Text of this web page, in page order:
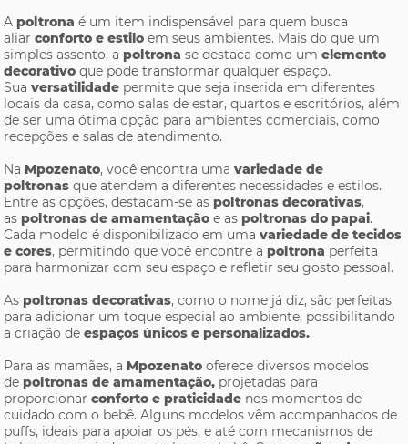
Apoltrona é um item indispensável para quem busca
aliarconforto e estilo em seus ambientes. Mais do que um
simples assento, a poltrona se destaca como umelemento
decorativo que pode transformar qualquer espaço.
Suaversatilidade permite que seja inserida em diferentes
locais da casa, como salas de estar, quartos e escritórios, além
de ser uma ótima opção para ambientes comerciais, como
recepções e salas de atendimento.
Na Mpozenato, você encontra umavariedade de
poltronasque atendem a diferentes necessidades e estilos.
Entre as opções, destacam-se aspoltronas decorativas,
aspoltronas de amamentação e aspoltronas do papai.
Cada modelo é disponibilizado em uma variedade de tecidos
e cores, permitindo que você encontre apoltrona perfeita
para harmonizar com seu espaço e refletir seu gosto pessoal.
Aspoltronas decorativas, como o nome já diz, são perfeitas
para adicionar um toque especial ao ambiente, possibilitando
a criação de espaços únicos e personalizados.
Para as mamães, a Mpozenato oferece diversos modelos
de poltronas de amamentação, projetadas para
proporcionarconforto e praticidade nos momentos de
cuidado com o bebê. Alguns modelos vêm acompanhados de
puffs, ideais para apoiar os pés, e até com mecanismos de